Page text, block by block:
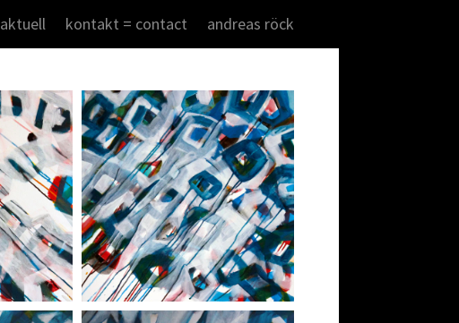
aktuell kontakt = contact andreas röck